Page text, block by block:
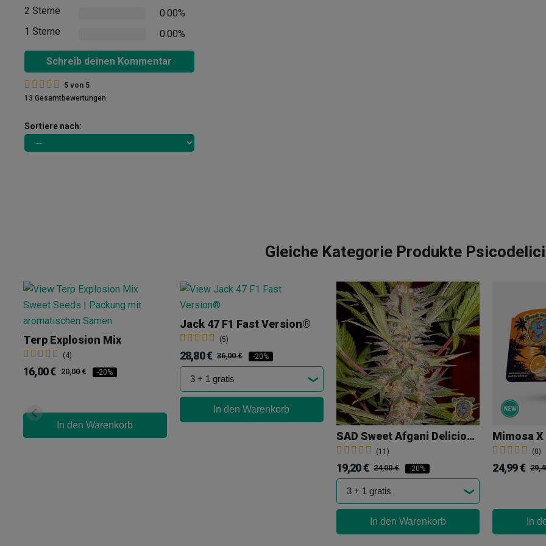
2 Sterne
0.00%
1 Sterne
0.00%
Schreib deinen Kommentar
5 von 5
13 Gesamtbewertungen
Sortiere nach:
Gleiche Kategorie Produkte
Terp Explosion Mix
(4)
16,00 € 20,00 € -20%
In den Warenkorb
Jack 47 F1 Fast Version®
(5)
28,80 € 36,00 € -20%
In den Warenkorb
SAD Sweet Afgani Delicious S1
(11)
19,20 € 24,00 € -20%
In den Warenkorb
(0)
24,99 €
In